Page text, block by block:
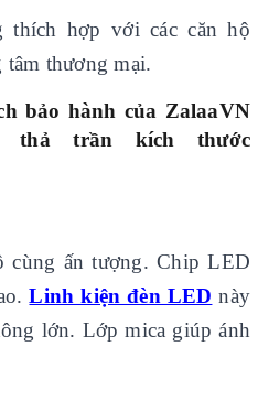
hợp với các căn hộ
tâm thương mại.
bảo hành của ZalaaVN
thả trần kích thước
cùng ấn tượng. Chip LED
Linh kiện đèn LED này
lớn. Lớp mica giúp ánh